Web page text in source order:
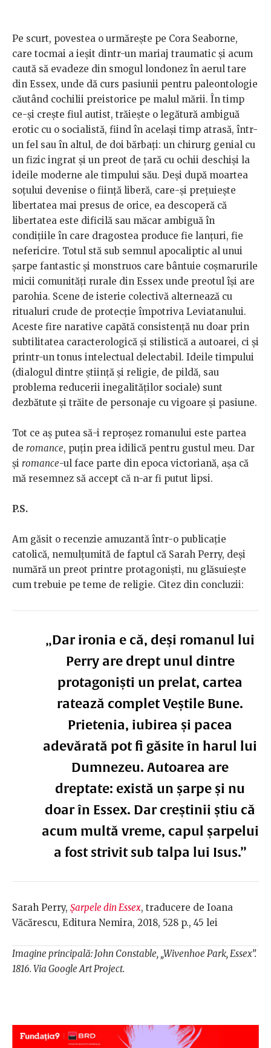
Pe scurt, povestea o urmărește pe Cora Seaborne,
care tocmai a ieșit dintr-un mariaj traumatic și acum
caută să evadeze din smogul londonez în aerul tare
din Essex, unde dă curs pasiunii pentru paleontologie
căutând cochilii preistorice pe malul mării. În timp
ce-și crește fiul autist, trăiește o legătură ambiguă
erotic cu o socialistă, fiind în același timp atrasă, într-
un fel sau în altul, de doi bărbați: un chirurg genial cu
un fizic ingrat și un preot de țară cu ochii deschiși la
ideile moderne ale timpului său. Deși după moartea
soțului devenise o ființă liberă, care-și prețuiește
libertatea mai presus de orice, ea descoperă că
libertatea este dificilă sau măcar ambiguă în
condițiile în care dragostea produce fie lanțuri, fie
nefericire. Totul stă sub semnul apocaliptic al unui
șarpe fantastic și monstruos care bântuie coșmarurile
micii comunități rurale din Essex unde preotul își are
parohia. Scene de isterie colectivă alternează cu
ritualuri crude de protecție împotriva Leviatanului.
Aceste fire narative capătă consistență nu doar prin
subtilitatea caracterologică și stilistică a autoarei, ci și
printr-un tonus intelectual delectabil. Ideile timpului
(dialogul dintre știință și religie, de pildă, sau
problema reducerii inegalităților sociale) sunt
dezbătute și trăite de personaje cu vigoare și pasiune.
Tot ce aș putea să-i reproșez romanului este partea
de romance, puțin prea idilică pentru gustul meu. Dar
și romance-ul face parte din epoca victoriană, așa că
mă resemnez să accept că n-ar fi putut lipsi.
P.S.
Am găsit o recenzie amuzantă într-o publicație
catolică, nemulțumită de faptul că Sarah Perry, deși
numără un preot printre protagoniști, nu glăsuiește
cum trebuie pe teme de religie. Citez din concluzii:
„Dar ironia e că, deși romanul lui
Perry are drept unul dintre
protagoniști un prelat, cartea
ratează complet Veștile Bune.
Prietenia, iubirea și pacea
adevărată pot fi găsite în harul lui
Dumnezeu. Autoarea are
dreptate: există un șarpe și nu
doar în Essex. Dar creștinii știu că
acum multă vreme, capul șarpelui
a fost strivit sub talpa lui Isus.”
Sarah Perry, Șarpele din Essex, traducere de Ioana
Văcărescu, Editura Nemira, 2018, 528 p., 45 lei
Imagine principală: John Constable, „Wivenhoe Park, Essex”.
1816. Via Google Art Project.